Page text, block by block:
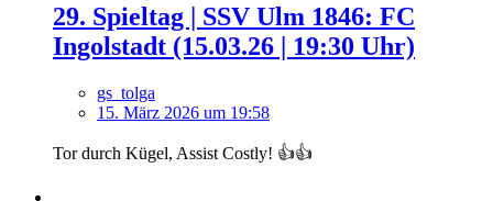
29. Spieltag | SSV Ulm 1846: FC
Ingolstadt (15.03.26 | 19:30 Uhr)
gs_tolga
15. März 2026 um 19:58
Tor durch Kügel, Assist Costly! 👍👍